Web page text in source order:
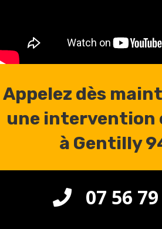
Appelez dès
une intervention
à Gentilly
CONTACT 07 56